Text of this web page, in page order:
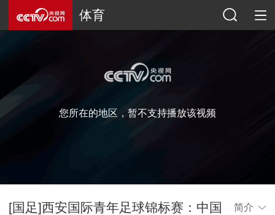
体育
您所在的地区，暂不支持播放该视频
[国足]西安国际青年足球锦标赛：中国
简介